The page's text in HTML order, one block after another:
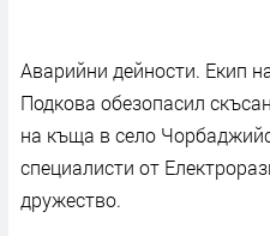
Аварийни дейности. Екип
Подкова обезопасил
на къща в село
специалисти от
дружество.